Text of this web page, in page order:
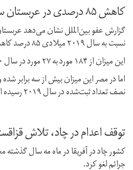
کاهش ۸۵ درصدی در عربستان سعودی
گزارش عفو بین‌الملل نشان می‌دهد
نسبت به سال ۲۰۱۹ میلادی ۸۵ درصد کاهش داده است.
این میزان از ۱۸۴ مورد به ۲۷ مورد در سال ۲۰۲۰ میلادی رسید.
اما در مصر این میزان بیش از سه برابر شده
نصف تعداد ثبت‌شده در سال ۲۰۱۹ رسیده است.
توقف اعدام در چاد، تلاش
کشور چاد در آفریقا در ماه مه سال گذشته
جرائم لغو کرد.